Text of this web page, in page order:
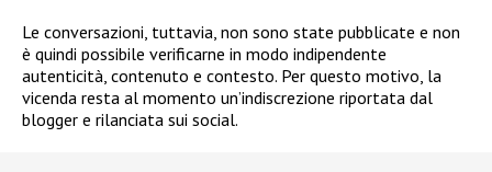
Le conversazioni, tuttavia, non sono state pubblicate e non
è quindi possibile verificarne in modo indipendente
autenticità, contenuto e contesto. Per questo motivo, la
vicenda resta al momento un’indiscrezione riportata dal
blogger e rilanciata sui social.